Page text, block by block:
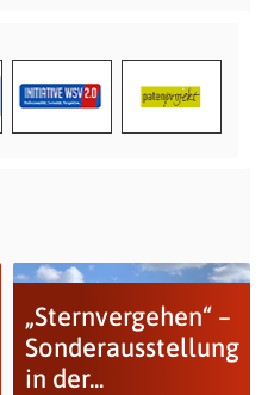
„Sternvergehen“ –
Sonderausstellung
in der...